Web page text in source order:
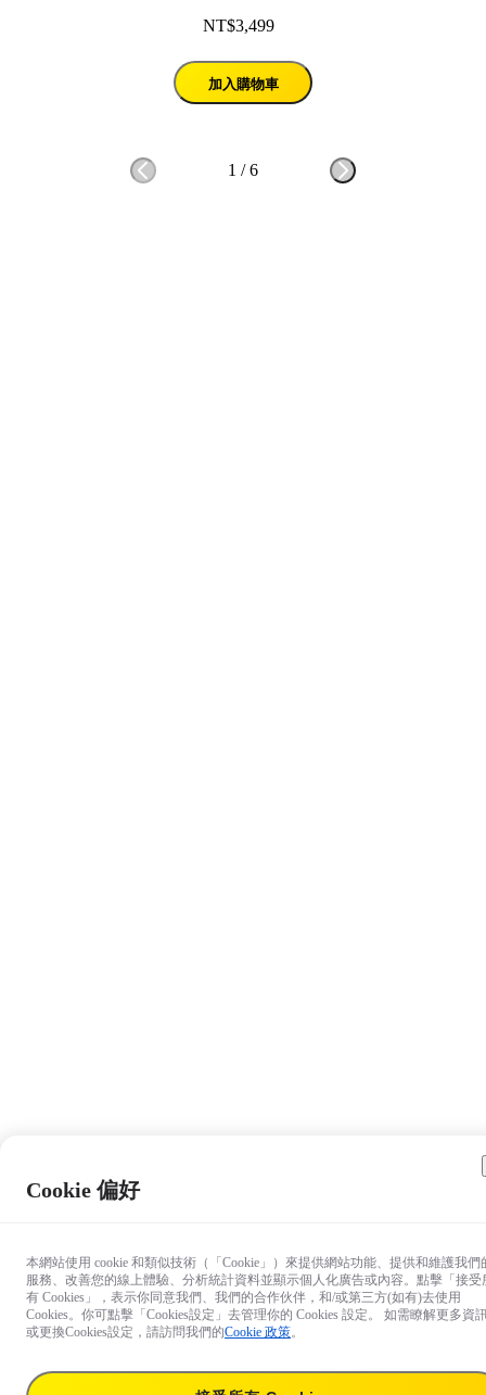
NT$3,499
加入購物車
1 /6
Cookie 偏好
本網站使用 cookie 和類似技術（「Cookie」）來提供網站功能、提供和維護我們
服務、改善您的線上體驗、分析統計資料並顯示個人化廣告或內容。點擊「接受
有 Cookies」，表示你同意我們、我們的合作伙伴，和/或第三方(如有)去使用
Cookies。你可點擊「Cookies設定」去管理你的 Cookies 設定。 如需瞭解更多資
或更換Cookies設定，請訪問我們的Cookie 政策。